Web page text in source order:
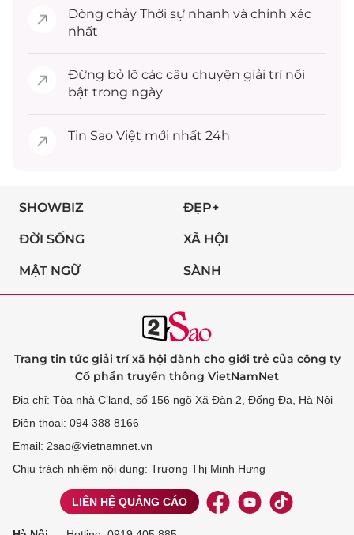
Dòng chảy Thời sự nhanh và chính xác
nhất
Đừng bỏ lỡ các câu chuyện giải trínổi
bật trong ngày
Tin Sao Việt mới nhất 24h
SHOWBIZ ĐẸP+
ĐỜI SỐNG XÃ HỘI
MẬT NGỮ SÀNH
Trang tin tức giải trí xã hội dành cho giới trẻ của công ty
Cổ phần truyền thông VietNamNet
Địa chỉ: Tòa nhà C’land, số 156 ngõ Xã Đàn 2, Đống Đa, Hà Nội
Điện thoại: 094 388 8166
Email: 2sao@vietnamnet.vn
Chịu trách nhiệm nội dung: Trương Thị Minh Hưng
LIÊN HỆ QUẢNG CÁO